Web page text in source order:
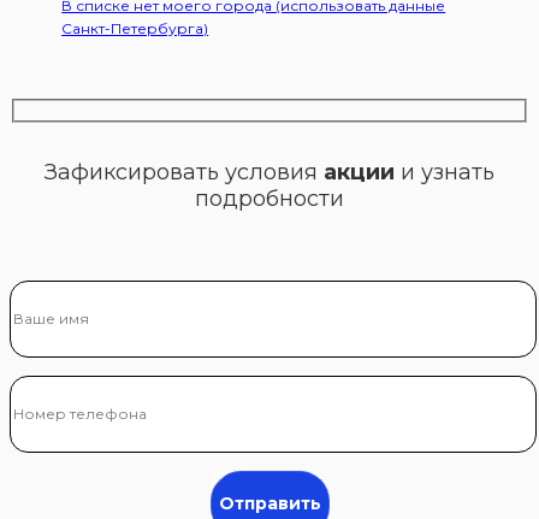
В списке нет моего города (использовать данные
Санкт-Петербурга)
Зафиксировать условия акции и узнать
подробности